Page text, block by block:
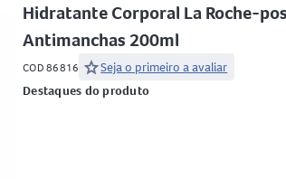
Hidratante Corporal La Roche-
Antimanchas 200ml
COD 86816 starSeja o primeiro a avaliar
Destaques do produto